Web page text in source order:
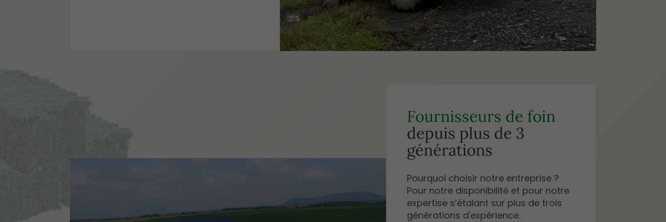
Fournisseurs de foin
depuis plus de 3
générations
Pourquoi choisir notre entreprise ?
Pour notre disponibilité et pour notre
expertise s’étalant sur plus de trois
générations d'expérience.